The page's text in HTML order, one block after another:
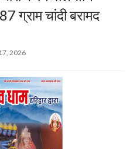
ग्राम चांदी बरामद
2026